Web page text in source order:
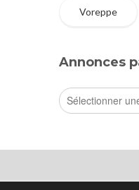
Voreppe
Annonces